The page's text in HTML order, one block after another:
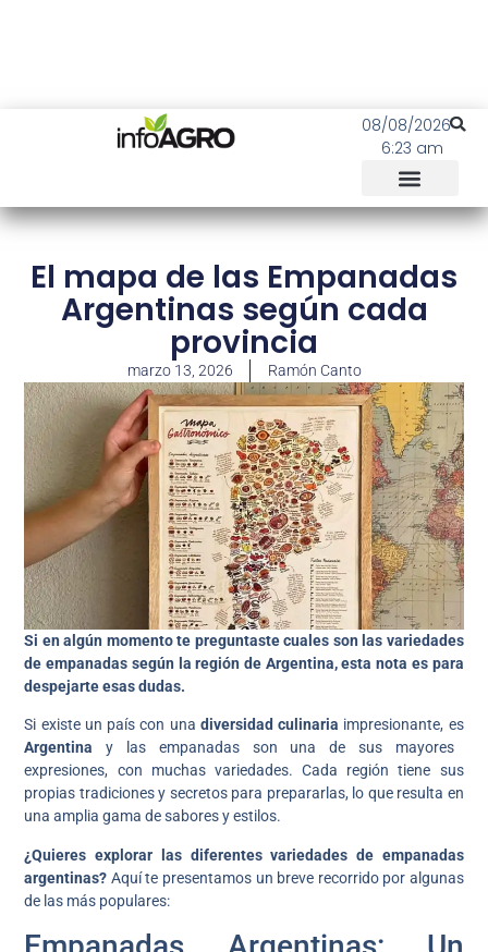
08/08/2026
6:23 am
El mapa de las Empanadas
Argentinas según cada
provincia
marzo 13, 2026 Ramón Canto
Si en algún momento te preguntaste cuales son las variedades
de empanadas según la región de Argentina, esta nota es para
despejarte esas dudas.
Si existe un país con una diversidad culinaria impresionante, es
Argentina y las empanadas son una de sus mayores
expresiones, con muchas variedades. Cada región tiene sus
propias tradiciones y secretos para prepararlas, lo que resulta en
una amplia gama de sabores y estilos.
¿Quieres explorar las diferentes variedades de empanadas
argentinas? Aquí te presentamos un breve recorrido por algunas
de las más populares: